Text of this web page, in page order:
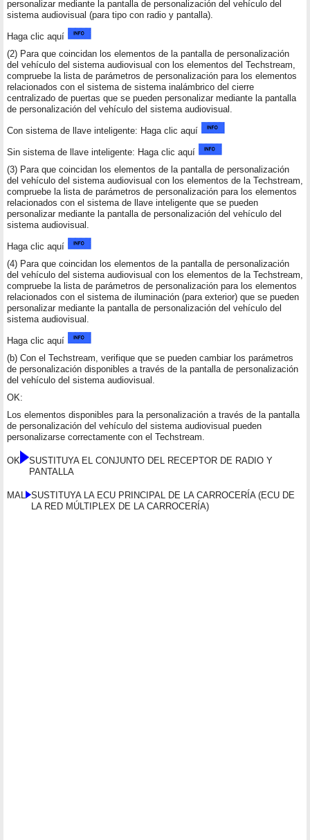
personalizar mediante la pantalla de personalización del vehículo del
sistema audiovisual (para tipo con radio y pantalla).
Haga clic aquí
(2) Para que coincidan los elementos de la pantalla de personalización
del vehículo del sistema audiovisual con los elementos del Techstream,
compruebe la lista de parámetros de personalización para los elementos
relacionados con el sistema de sistema inalámbrico del cierre
centralizado de puertas que se pueden personalizar mediante la pantalla
de personalización del vehículo del sistema audiovisual.
Con sistema de llave inteligente: Haga clic aquí
Sin sistema de llave inteligente: Haga clic aquí
(3) Para que coincidan los elementos de la pantalla de personalización
del vehículo del sistema audiovisual con los elementos de la Techstream,
compruebe la lista de parámetros de personalización para los elementos
relacionados con el sistema de llave inteligente que se pueden
personalizar mediante la pantalla de personalización del vehículo del
sistema audiovisual.
Haga clic aquí
(4) Para que coincidan los elementos de la pantalla de personalización
del vehículo del sistema audiovisual con los elementos de la Techstream,
compruebe la lista de parámetros de personalización para los elementos
relacionados con el sistema de iluminación (para exterior) que se pueden
personalizar mediante la pantalla de personalización del vehículo del
sistema audiovisual.
Haga clic aquí
(b) Con el Techstream, verifique que se pueden cambiar los parámetros
de personalización disponibles a través de la pantalla de personalización
del vehículo del sistema audiovisual.
OK:
Los elementos disponibles para la personalización a través de la pantalla
de personalización del vehículo del sistema audiovisual pueden
personalizarse correctamente con el Techstream.
OK
SUSTITUYA EL CONJUNTO DEL RECEPTOR DE RADIO Y
PANTALLA
MAL SUSTITUYA LA ECU PRINCIPAL DE LA CARROCERÍA (ECU DE
LA RED MÚLTIPLEX DE LA CARROCERÍA)